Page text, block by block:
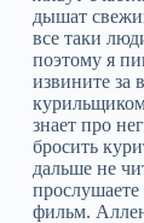
дышат
все таки
поэтому я
извините за
знает про
бросить
дальше не
прослушаете
фильм.